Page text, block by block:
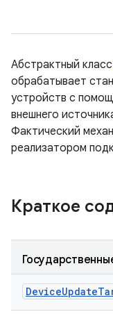
Абстрактный класс
обрабатывает
устройств с
внешнего
Фактический
реализатором
Краткое
DeviceUpdate